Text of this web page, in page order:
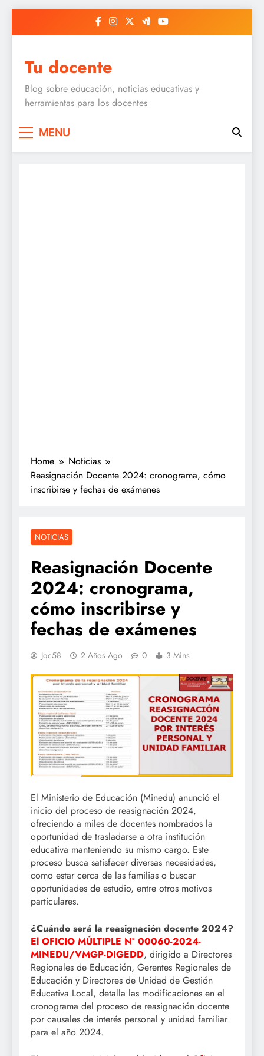
Tu docente
Blog sobre educación, noticias educativas y
herramientas para los docentes
MENU
Home
Noticias
Reasignación Docente 2024: cronograma, cómo
inscribirse y fechas de exámenes
NOTICIAS
Reasignación Docente
2024: cronograma,
cómo inscribirse y
fechas de exámenes
Jqc58 2 Años Ago 0 3 Mins
El Ministerio de Educación (Minedu) anunció el
inicio del proceso de reasignación 2024,
ofreciendo a miles de docentes nombrados la
oportunidad de trasladarse a otra institución
educativa manteniendo su mismo cargo. Este
proceso busca satisfacer diversas necesidades,
como estar cerca de las familias o buscar
oportunidades de estudio, entre otros motivos
particulares.
¿Cuándo será la reasignación docente 2024?
El OFICIO MÚLTIPLE N° 00060-2024-
MINEDU/VMGP-DIGEDD, dirigido a Directores
Regionales de Educación, Gerentes Regionales de
Educación y Directores de Unidad de Gestión
Educativa Local, detalla las modificaciones en el
cronograma del proceso de reasignación docente
por causales de interés personal y unidad familiar
para el año 2024.